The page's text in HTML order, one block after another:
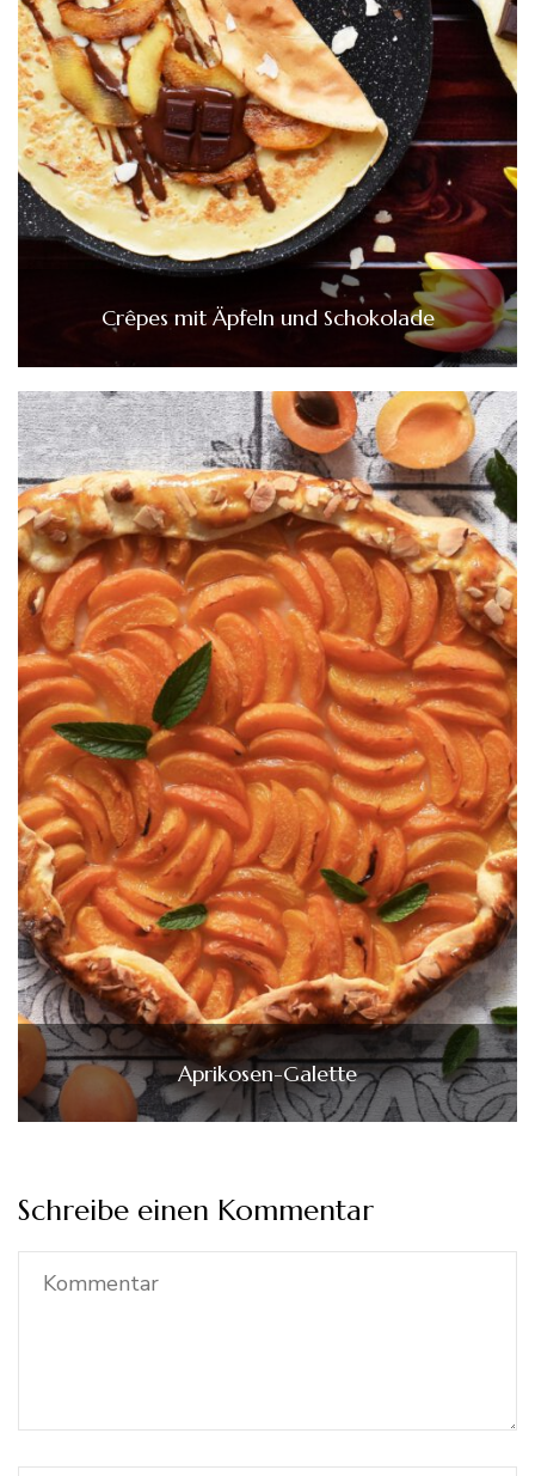
Crêpes mit Äpfeln und Schokolade
Aprikosen-Galette
Schreibe einen Kommentar